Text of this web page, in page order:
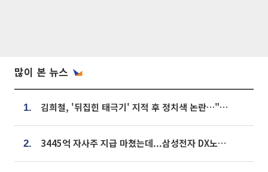
많이 본 뉴스
1. 김희철, '뒤집힌 태극기' 지적 후 정치색 논란…"좌우 떠나 우리나라 국기"
2. 3445억 자사주 지급 마쳤는데...삼성전자 DX노조, 뒤늦은 '떼쓰기 집회'